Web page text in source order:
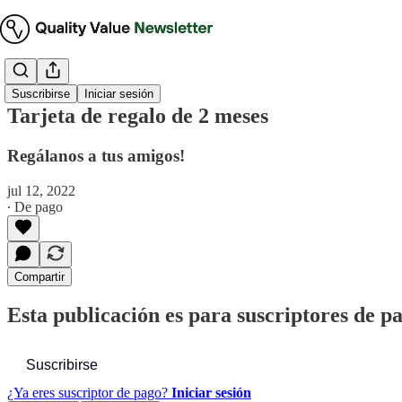
Suscribirse Iniciar sesión
Tarjeta de regalo de 2 meses
Regálanos a tus amigos!
jul 12, 2022
∙ De pago
Compartir
Esta publicación es para suscriptores de
Suscribirse
¿Ya eres suscriptor de pago? Iniciar sesión